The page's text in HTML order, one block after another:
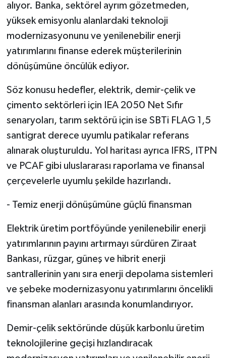
alıyor. Banka, sektörel ayrım gözetmeden,
yüksek emisyonlu alanlardaki teknoloji
modernizasyonunu ve yenilenebilir enerji
yatırımlarını finanse ederek müşterilerinin
dönüşümüne öncülük ediyor.
Söz konusu hedefler, elektrik, demir-çelik ve
çimento sektörleri için IEA 2050 Net Sıfır
senaryoları, tarım sektörü için ise SBTi FLAG 1,5
santigrat derece uyumlu patikalar referans
alınarak oluşturuldu. Yol haritası ayrıca IFRS, ITPN
ve PCAF gibi uluslararası raporlama ve finansal
çerçevelerle uyumlu şekilde hazırlandı.
- Temiz enerji dönüşümüne güçlü finansman
Elektrik üretim portföyünde yenilenebilir enerji
yatırımlarının payını artırmayı sürdüren Ziraat
Bankası, rüzgar, güneş ve hibrit enerji
santrallerinin yanı sıra enerji depolama sistemleri
ve şebeke modernizasyonu yatırımlarını öncelikli
finansman alanları arasında konumlandırıyor.
Demir-çelik sektöründe düşük karbonlu üretim
teknolojilerine geçişi hızlandıracak